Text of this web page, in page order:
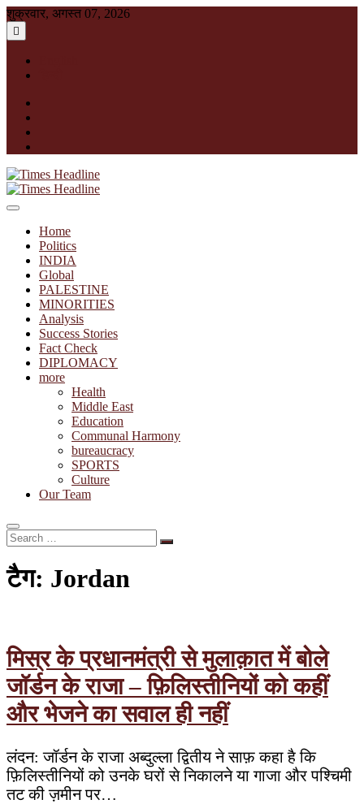
Skip
to
content
शुक्रवार, अगस्त 07, 2026
Times Headline
Home
Politics
INDIA
Global
PALESTINE
MINORITIES
Analysis
Success Stories
Fact Check
DIPLOMACY
more
Health
Middle East
Education
Communal Harmony
bureaucracy
SPORTS
Culture
Our Team
Search
…
टैग: Jordan
मिस्र के प्रधानमंत्री से मुलाक़ात में बोले
जॉर्डन के राजा – फ़िलिस्तीनियों को कहीं
और भेजने का सवाल ही नहीं
लंदन: जॉर्डन के राजा अब्दुल्ला द्वितीय ने साफ़ कहा है कि
फ़िलिस्तीनियों को उनके घरों से निकालने या गाजा और पश्चिमी
तट की ज़मीन पर…